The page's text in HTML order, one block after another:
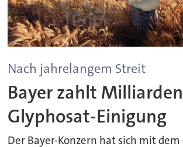
Nach jahrelangem Streit
Bayer zahlt
Glyphosat-Einigung
Der Bayer-Konzern hat sich mit